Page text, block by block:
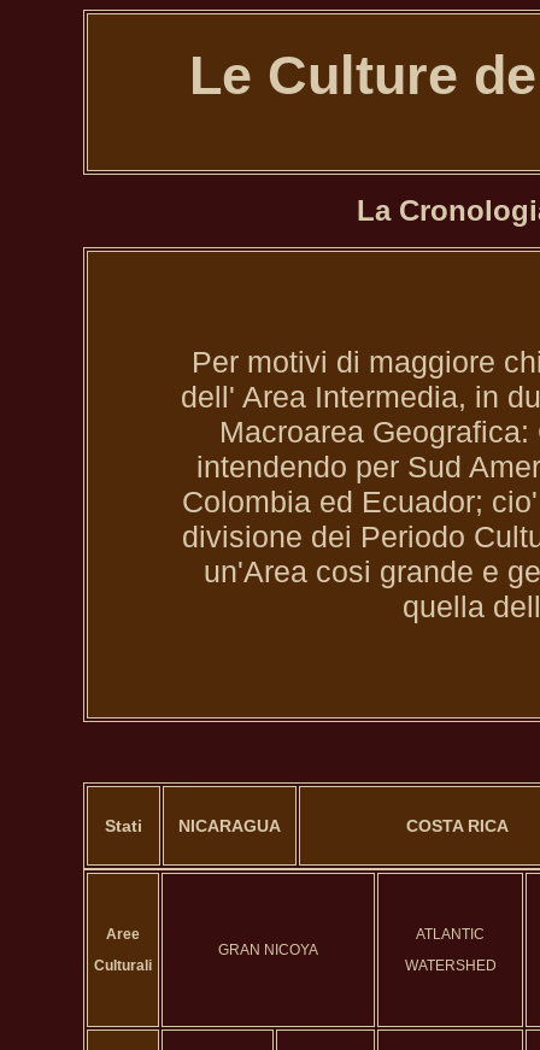
Le Culture
La
Per motivi di maggiore
dell' Area Intermedia, in
Macroarea
intendendo per Sud
Colombia ed Ecuador;
divisione dei Periodo
un'Area cosi grande e
quella
Stati NICARAGUA COSTA RICA
Aree
Culturali
GRAN NICOYA
ATLANTIC
WATERSHED